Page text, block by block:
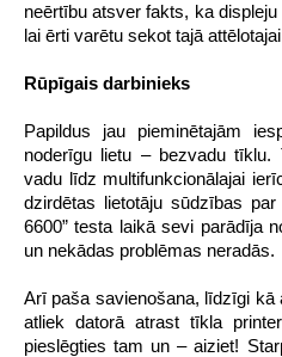
neērtību atsver fakts, ka
lai ērti varētu sekot tajā
Rūpīgais darbinieks
Papildus jau pieminētajām
noderīgu lietu – bezvadu
vadu līdz multifunkcionālajai
dzirdētas lietotāju sūdzības
6600” testa laikā sevi parādīja
un nekādas problēmas neradās.
Arī paša savienošana, līdzīgi
atliek datorā atrast tīkla
pieslēgties tam un – aiziet!